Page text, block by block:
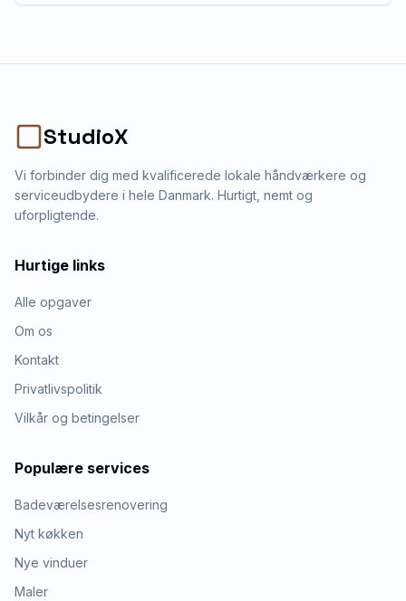
StudioX
Vi forbinder dig med kvalificerede lokale håndværkere og
serviceudbydere i hele Danmark. Hurtigt, nemt og
uforpligtende.
Hurtige links
Alle opgaver
Om os
Kontakt
Privatlivspolitik
Vilkår og betingelser
Populære services
Badeværelsesrenovering
Nyt køkken
Nye vinduer
Maler